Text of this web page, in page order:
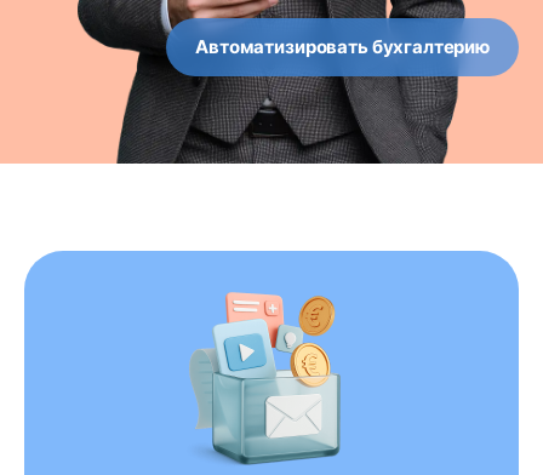
Автоматизировать бухгалтерию